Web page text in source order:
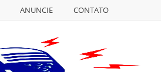
ANUNCIE
CONTATO
ANUNCIE